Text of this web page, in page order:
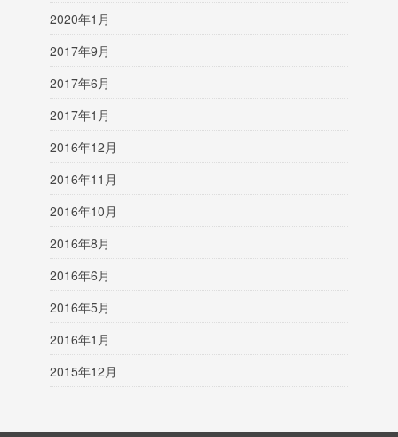
2020年1月
2017年9月
2017年6月
2017年1月
2016年12月
2016年11月
2016年10月
2016年8月
2016年6月
2016年5月
2016年1月
2015年12月